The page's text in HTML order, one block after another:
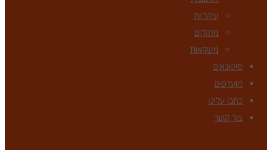
עיקריות
מתוקים
משקאות
סיטונאים
מועדפים
כתבו עלינו
צור קשר